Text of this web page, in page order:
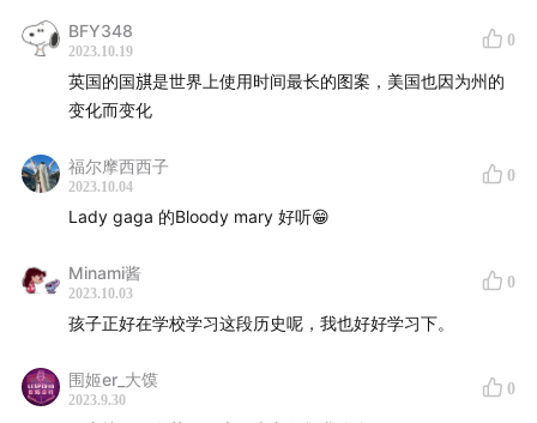
BFY348
2023.10.19
0
英国的国𣄃是世界上使用时间最长的图案，美国也因为州的
变化而变化
福尔摩西西子
2023.10.04
0
Lady gaga 的Bloody mary 好听😁
Minami酱
2023.10.03
0
孩子正好在学校学习这段历史呢，我也好好学习下。
围姬er_大馍
2023.9.30
0